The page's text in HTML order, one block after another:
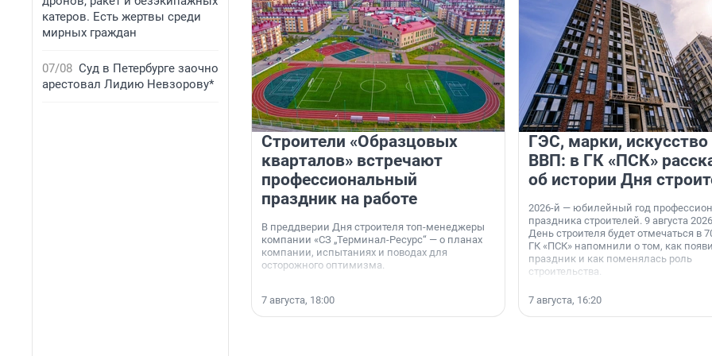
катеров. Есть жертвы среди
мирных граждан
07/08 Суд в Петербурге заочно
арестовал Лидию Невзорову*
Строители «Образцовых
кварталов» встречают
профессиональный
праздник на работе
В преддверии Дня строителя топ-менеджеры
компании «СЗ „Терминал-Ресурс“ — о планах
компании, испытаниях и поводах для
осторожного оптимизма.
7 августа, 18:00
ГЭС, марки, искусство
ВВП: в ГК «ПСК»
об истории Дня
2026-й — юбилейный год
праздника строителей. 9 августа
День строителя будет отмечаться в
ГК «ПСК» напомнили о том, как
праздник и как поменялась роль
строительства.
7 августа, 16:20